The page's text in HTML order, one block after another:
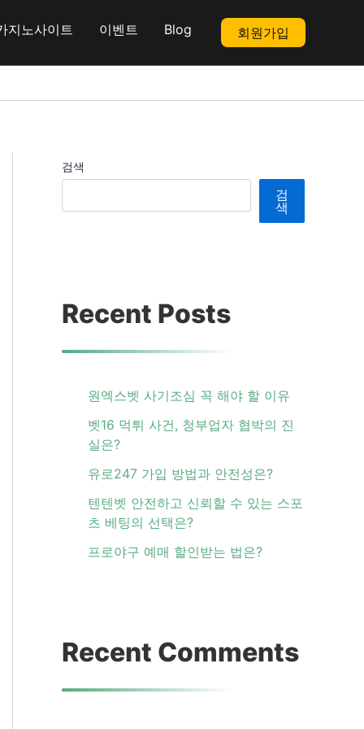
지노사이트 이벤트 Blog 회원가입
검색
검
색
Recent Posts
원엑스벳 사기조심 꼭 해야 할 이유
벳16 먹튀 사건, 청부업자 협박의 진
실은?
유로247 가입 방법과 안전성은?
텐텐벳 안전하고 신뢰할 수 있는 스포
츠 베팅의 선택은?
프로야구 예매 할인받는 법은?
Recent Comments